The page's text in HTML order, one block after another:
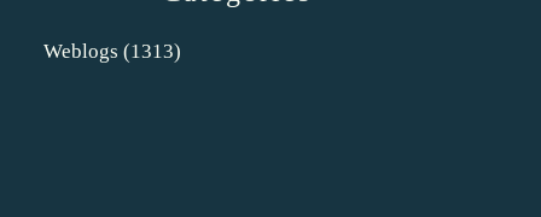
Weblogs (1313)